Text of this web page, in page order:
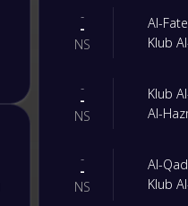
-
-
NS
Al-
Klub
-
-
NS
Klub
Al-
-
-
NS
Al-
Klub